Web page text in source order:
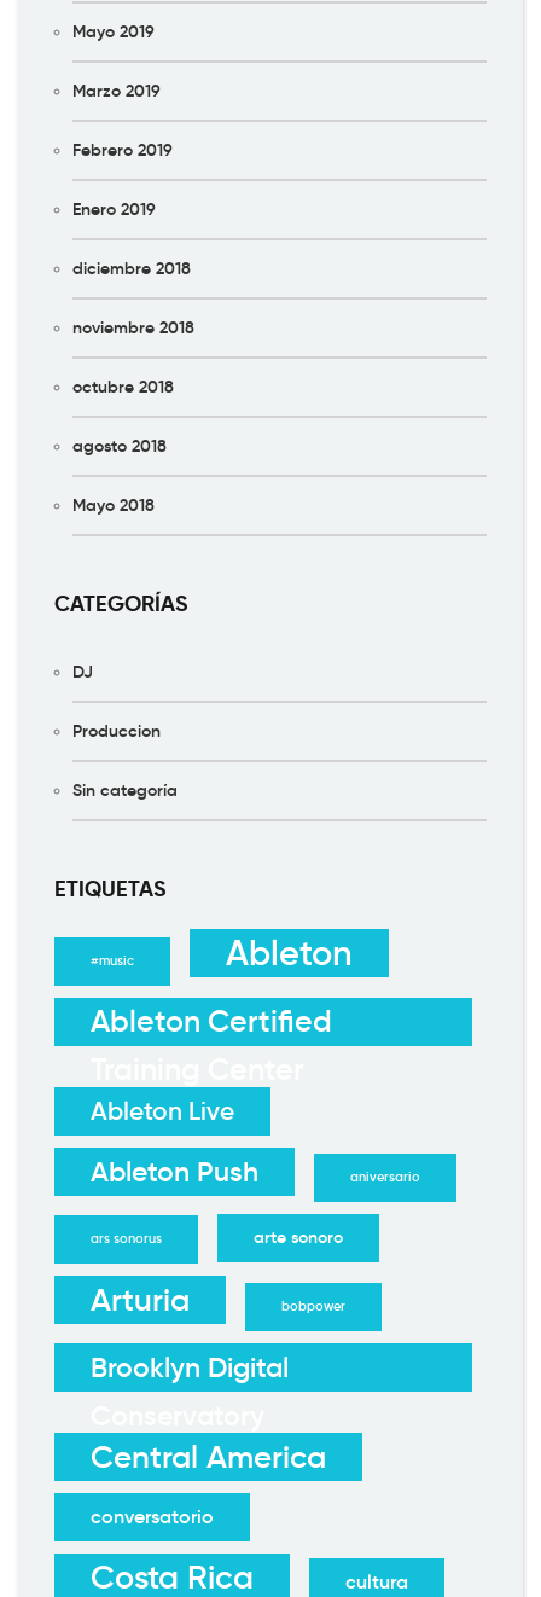
Mayo 2019
Marzo 2019
Febrero 2019
Enero 2019
diciembre 2018
noviembre 2018
octubre 2018
agosto 2018
Mayo 2018
CATEGORÍAS
DJ
Produccion
Sin categoría
ETIQUETAS
#music Ableton
Ableton Certified
Ableton Live
Ableton Push aniversario
ars sonorus arte sonoro
Arturia bobpower
Brooklyn Digital
Central America
conversatorio
Costa Rica cultura